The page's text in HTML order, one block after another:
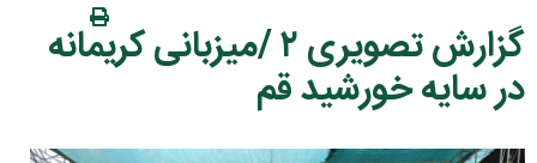
گزارش تصویری ۲ /میزبانی کریمانه
در سایه خورشید قم